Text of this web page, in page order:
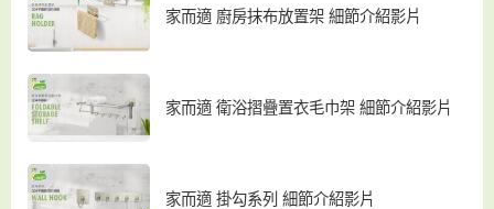
家而適 廚房抹布放置架 細節介紹影片
家而適 衛浴摺疊置衣毛巾架 細節介紹影片
家而適 掛勾系列 細節介紹影片